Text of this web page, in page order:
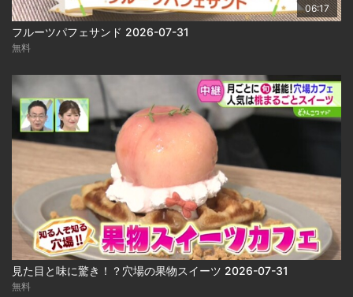
06:17
フルーツパフェサンド 2026-07-31
無料
見た目と味に驚き！？穴場の果物スイーツ 2026-07-31
無料